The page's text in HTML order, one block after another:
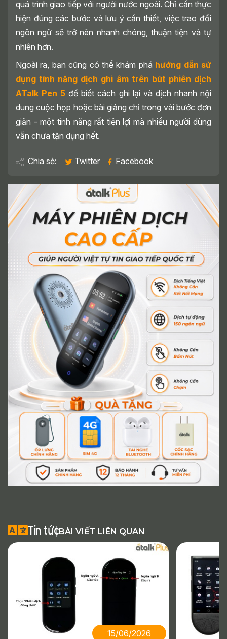
quá trình giao tiếp với người nước ngoài. Chỉ cần thực
hiện đúng các bước và lưu ý cần thiết, việc trao đổi
ngôn ngữ sẽ trở nên nhanh chóng, thuận tiện và tự
nhiên hơn.
Ngoài ra, bạn cũng có thể khám phá hướng dẫn sử
dụng tính năng dịch ghi âm trên bút phiên dịch
ATalk Pen 5 để biết cách ghi lại và dịch nhanh nội
dung cuộc họp hoặc bài giảng chỉ trong vài bước đơn
giản - một tính năng rất tiện lợi mà nhiều người dùng
vẫn chưa tận dụng hết.
Chia sẻ: Twitter Facebook
Tin tứcBÀI VIẾT LIÊN QUAN
15/06/2026